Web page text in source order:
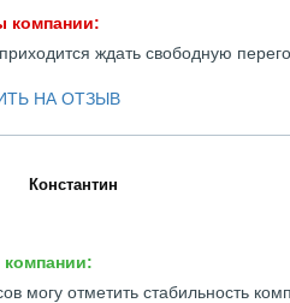
компании:
ждать свободную
НА ОТЗЫВ
Константин
могу отметить стабильность